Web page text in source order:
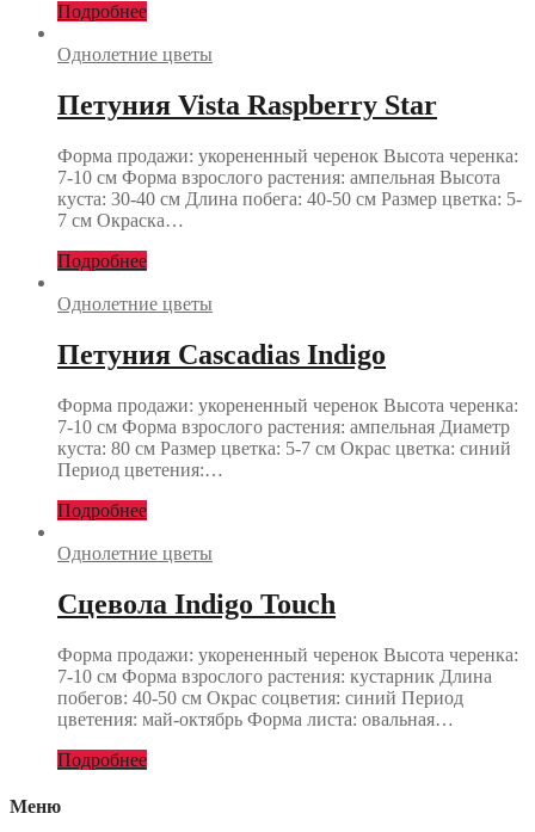
Подробнее
Однолетние цветы
Петуния Vista Raspberry Star
Форма продажи: укорененный черенок Высота черенка:
7-10 см Форма взрослого растения: ампельная Высота
куста: 30-40 см Длина побега: 40-50 см Размер цветка: 5-
7 см Окраска…
Подробнее
Однолетние цветы
Петуния Cascadias Indigo
Форма продажи: укорененный черенок Высота черенка:
7-10 см Форма взрослого растения: ампельная Диаметр
куста: 80 см Размер цветка: 5-7 см Окрас цветка: синий
Период цветения:…
Подробнее
Однолетние цветы
Сцевола Indigo Touch
Форма продажи: укорененный черенок Высота черенка:
7-10 см Форма взрослого растения: кустарник Длина
побегов: 40-50 см Окрас соцветия: синий Период
цветения: май-октябрь Форма листа: овальная…
Подробнее
Меню